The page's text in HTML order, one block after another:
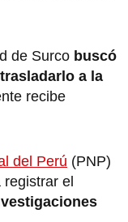
de Surco buscó
a la
recibe
del Perú (PNP)
registrar el